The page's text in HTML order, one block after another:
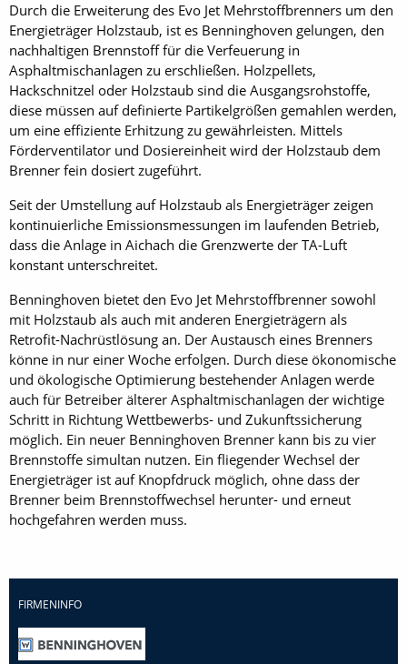
Durch die Erweiterung des Evo Jet Mehrstoffbrenners um den
Energieträger Holzstaub, ist es Benninghoven gelungen, den
nachhaltigen Brennstoff für die Verfeuerung in
Asphaltmischanlagen zu erschließen. Holzpellets,
Hackschnitzel oder Holzstaub sind die Ausgangsrohstoffe,
diese müssen auf definierte Partikelgrößen gemahlen werden,
um eine effiziente Erhitzung zu gewährleisten. Mittels
Förderventilator und Dosiereinheit wird der Holzstaub dem
Brenner fein dosiert zugeführt.
Seit der Umstellung auf Holzstaub als Energieträger zeigen
kontinuierliche Emissionsmessungen im laufenden Betrieb,
dass die Anlage in Aichach die Grenzwerte der TA-Luft
konstant unterschreitet.
Benninghoven bietet den Evo Jet Mehrstoffbrenner sowohl
mit Holzstaub als auch mit anderen Energieträgern als
Retrofit-Nachrüstlösung an. Der Austausch eines Brenners
könne in nur einer Woche erfolgen. Durch diese ökonomische
und ökologische Optimierung bestehender Anlagen werde
auch für Betreiber älterer Asphaltmischanlagen der wichtige
Schritt in Richtung Wettbewerbs- und Zukunftssicherung
möglich. Ein neuer Benninghoven Brenner kann bis zu vier
Brennstoffe simultan nutzen. Ein fliegender Wechsel der
Energieträger ist auf Knopfdruck möglich, ohne dass der
Brenner beim Brennstoffwechsel herunter- und erneut
hochgefahren werden muss.
FIRMENINFO